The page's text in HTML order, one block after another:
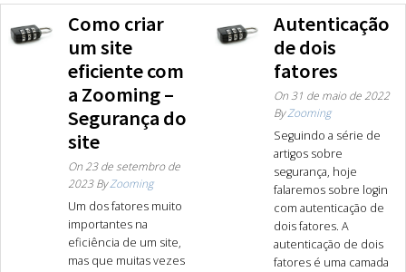
Como criar
um site
eficiente com
a Zooming –
Segurança do
site
On 23 de setembro de
2023ByZooming
Um dos fatores muito
importantes na
eficiência de um site,
mas que muitas vezes
Autenticação
de dois
fatores
On 31 de maio de 2022
ByZooming
Seguindo a série de
artigos sobre
segurança, hoje
falaremos sobre login
com autenticação de
dois fatores. A
autenticação de dois
fatores é uma camada